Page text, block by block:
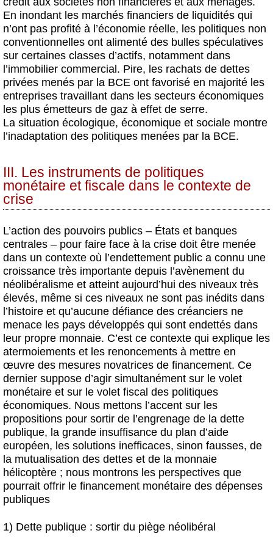
En inondant les marchés financiers de liquidités qui
n’ont pas profité à l’économie réelle, les politiques non
conventionnelles ont alimenté des bulles spéculatives
sur certaines classes d’actifs, notamment dans
l’immobilier commercial. Pire, les rachats de dettes
privées menés par la BCE ont favorisé en majorité les
entreprises travaillant dans les secteurs économiques
les plus émetteurs de gaz à effet de serre.
La situation écologique, économique et sociale montre
l’inadaptation des politiques menées par la BCE.
III. Les instruments de politiques
monétaire et fiscale dans le contexte de
crise
L’action des pouvoirs publics – États et banques
centrales – pour faire face à la crise doit être menée
dans un contexte où l’endettement public a connu une
croissance très importante depuis l’avènement du
néolibéralisme et atteint aujourd’hui des niveaux très
élevés, même si ces niveaux ne sont pas inédits dans
l’histoire et qu’aucune défiance des créanciers ne
menace les pays développés qui sont endettés dans
leur propre monnaie. C’est ce contexte qui explique les
atermoiements et les renoncements à mettre en
œuvre des mesures novatrices de financement. Ce
dernier suppose d’agir simultanément sur le volet
monétaire et sur le volet fiscal des politiques
économiques. Nous mettons l’accent sur les
propositions pour sortir de l’engrenage de la dette
publique, la grande insuffisance du plan d’aide
européen, les solutions inefficaces, sinon fausses, de
la mutualisation des dettes et de la monnaie
hélicoptère ; nous montrons les perspectives que
pourrait offrir le financement monétaire des dépenses
publiques
1) Dette publique : sortir du piège néolibéral